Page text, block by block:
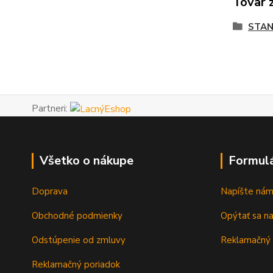
Partneri:
Všetko o nákupe
Doprava
Obchodné podmienky
Odstúpenie od zmluvy
Reklamačný poriadok
Napíšte nám
Opýtať sa